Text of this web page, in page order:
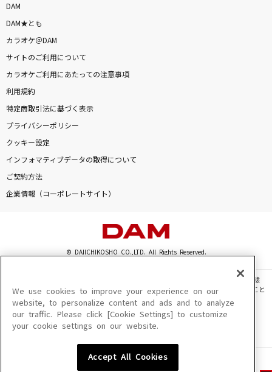
DAM
DAM★とも
カラオケ＠DAM
サイトのご利用について
カラオケご利用にあたっての注意事項
利用規約
特定商取引法に基づく表示
プライバシーポリシー
クッキー設定
インフォマティブデータの取得について
ご契約方法
企業情報（コーポレートサイト）
© DAIICHIKOSHO CO.,LTD. All Rights Reserved.
このサイトに掲載されている一切の文章・画像・写真・動画・音声等を、手段や形態
を問わず、著作権法の定める範囲を超えて無断で複製、転載、ファイル化などすること
を禁じます。
楽曲及びコンテンツは、機種によりご利用いただけない場合があります。
楽曲及びコンテンツの配信日、配信内容が変更になる場合があります。
We use cookies to improve your experience on our
website, to personalize content and ads and to analyze
our traffic. Please click [Cookie Settings] to customize
your cookie settings on our website.
Accept All Cookies